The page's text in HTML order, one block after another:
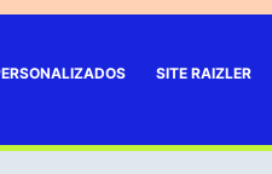
SITE RAIZLER